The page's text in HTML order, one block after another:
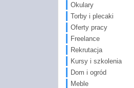
Okulary
Torby i plecaki
Oferty pracy
Freelance
Rekrutacja
Kursy i szkolenia
Dom i ogród
Meble